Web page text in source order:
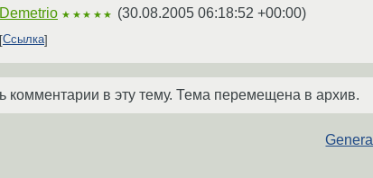
Demetrio ★★★★★ (30.08.2005 06:18:52 +00:00)
Ссылка
комментарии в эту тему. Тема перемещена в архив.
General